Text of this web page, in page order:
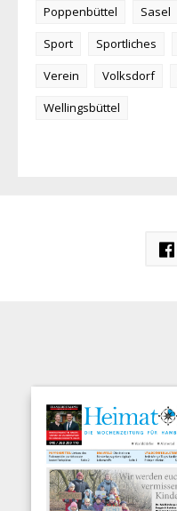
Poppenbüttel
Sasel
Sport
Sportliches
Verein
Volksdorf
Wellingsbüttel